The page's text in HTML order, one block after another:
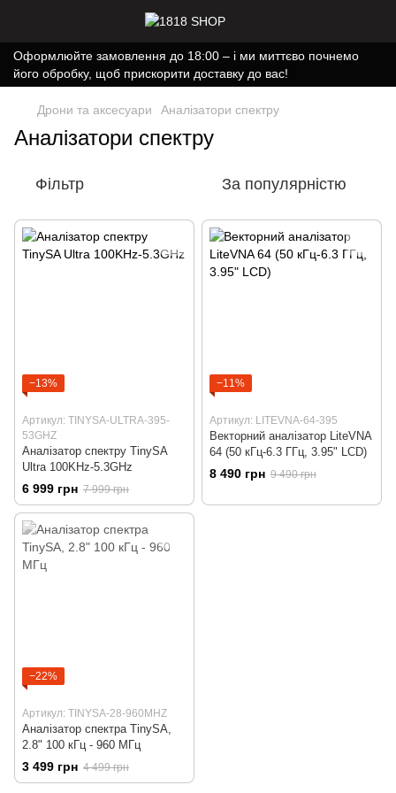
Оформлюйте замовлення до 18:00 – і ми миттєво почнемо
його обробку, щоб прискорити доставку до вас!
Дрони та аксесуари Аналізатори спектру
Аналізатори спектру
Фільтр За популярністю
−13%
Артикул: TINYSA-ULTRA-395-
53GHZ
Аналізатор спектру TinySA
Ultra 100KHz-5.3GHz
6 999 грн 7 999 грн
−11%
Артикул: LITEVNA-64-395
Векторний аналізатор LiteVNA
64 (50 кГц-6.3 ГГц, 3.95" LCD)
8 490 грн 9 490 грн
−22%
Артикул: TINYSA-28-960MHZ
Аналізатор спектра TinySA,
2.8" 100 кГц - 960 МГц
3 499 грн 4 499 грн